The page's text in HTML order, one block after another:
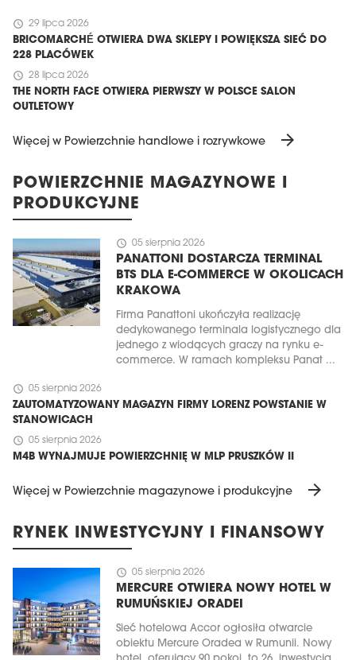
schedule 29 lipca 2026
BRICOMARCHÉ OTWIERA DWA SKLEPY I POWIĘKSZA SIEĆ DO
228 PLACÓWEK
schedule 28 lipca 2026
THE NORTH FACE OTWIERA PIERWSZY W POLSCE SALON
OUTLETOWY
Więcej w Powierzchnie handlowe i rozrywkowe arrow_forward
POWIERZCHNIE MAGAZYNOWE I
PRODUKCYJNE
schedule 05 sierpnia 2026
PANATTONI DOSTARCZA TERMINAL
BTS DLA E-COMMERCE W OKOLICACH
KRAKOWA
Firma Panattoni ukończyła realizację
dedykowanego terminala logistycznego dla
jednego z wiodących graczy na rynku e-
commerce. W ramach kompleksu Panat ...
schedule 05 sierpnia 2026
ZAUTOMATYZOWANY MAGAZYN FIRMY LORENZ POWSTANIE W
STANOWICACH
schedule 05 sierpnia 2026
M4B WYNAJMUJE POWIERZCHNIĘ W MLP PRUSZKÓW II
Więcej w Powierzchnie magazynowe i produkcyjne arrow_forward
RYNEK INWESTYCYJNY I FINANSOWY
schedule 05 sierpnia 2026
MERCURE OTWIERA NOWY HOTEL W
RUMUŃSKIEJ ORADEI
Sieć hotelowa Accor ogłosiła otwarcie
obiektu Mercure Oradea w Rumunii. Nowy